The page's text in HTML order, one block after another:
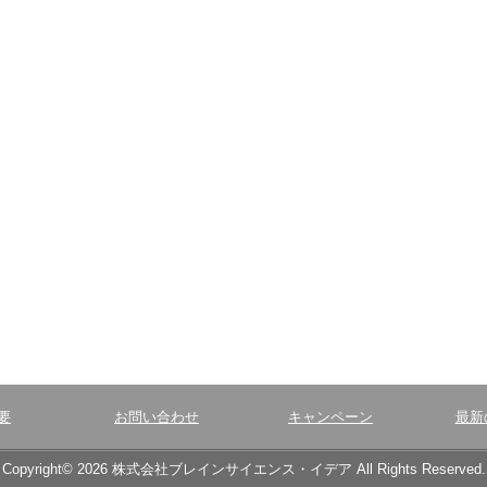
お問い合わせ キャンペーン 最新
Copyright© 2026 株式会社ブレインサイエンス・イデア All Rights Reserved.